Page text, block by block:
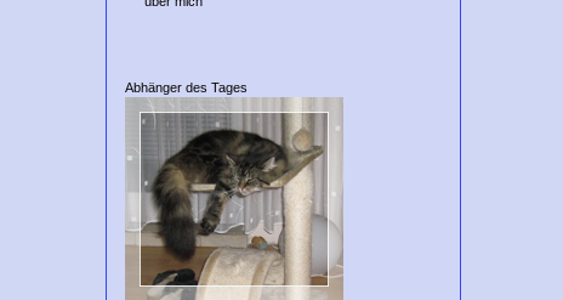
Abhänger des Tages